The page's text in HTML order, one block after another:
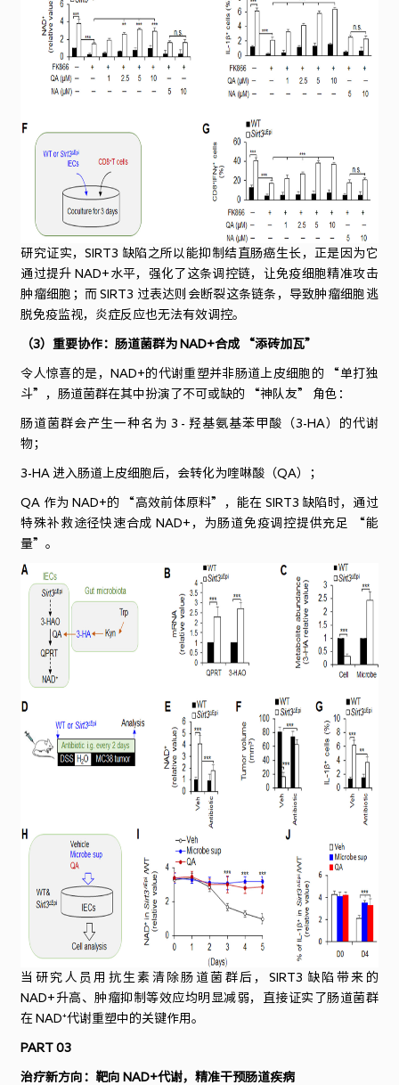
研究证实，SIRT3 缺陷之所以能抑制结直肠癌生长，正是因为它
通过提升 NAD+水平，强化了这条调控链，让免疫细胞精准攻击
肿瘤细胞；而 SIRT3 过表达则会断裂这条链条，导致肿瘤细胞逃
脱免疫监视，炎症反应也无法有效调控。
（3）重要协作：肠道菌群为 NAD+合成 “添砖加瓦”
令人惊喜的是，NAD+的代谢重塑并非肠道上皮细胞的 “单打独
斗”，肠道菌群在其中扮演了不可或缺的 “神队友” 角色：
肠道菌群会产生一种名为 3 - 羟基氨基苯甲酸（3-HA）的代谢
物；
3-HA 进入肠道上皮细胞后，会转化为喹啉酸（QA）；
QA 作为 NAD+的 “高效前体原料”，能在 SIRT3 缺陷时，通过
特殊补救途径快速合成 NAD+，为肠道免疫调控提供充足 “能
量”。
当研究人员用抗生素清除肠道菌群后，SIRT3 缺陷带来的
NAD+升高、肿瘤抑制等效应均明显减弱，直接证实了肠道菌群
在 NAD⁺代谢重塑中的关键作用。
PART 03
治疗新方向：靶向 NAD+代谢，精准干预肠道疾病